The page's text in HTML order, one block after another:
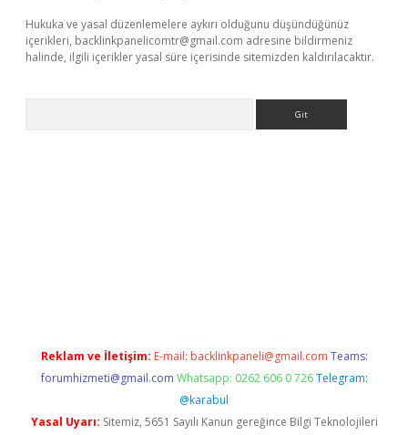
Hukuka ve yasal düzenlemelere aykırı olduğunu düşündüğünüz
içerikleri, backlinkpanelicomtr@gmail.com adresine bildirmeniz
halinde, ilgili içerikler yasal süre içerisinde sitemizden kaldırılacaktır.
Reklam ve İletişim: E-mail: backlinkpaneli@gmail.com Teams:
forumhizmeti@gmail.com Whatsapp: 0262 606 0 726 Telegram:
@karabul
Yasal Uyarı: Sitemiz, 5651 Sayılı Kanun gereğince Bilgi Teknolojileri